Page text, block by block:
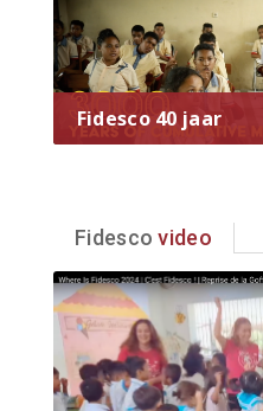
Fidesco 40 jaar
Fidescovideo